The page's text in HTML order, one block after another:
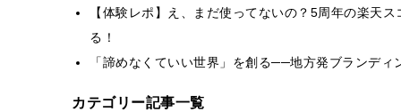
【体験レポ】え、まだ使ってないの？5周年の楽天
る！
「諦めなくていい世界」を創る──地方発ブランデ
カテゴリー記事一覧